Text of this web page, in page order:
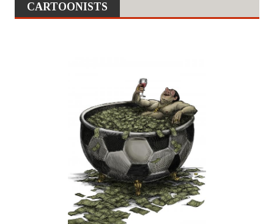
CARTOONISTS